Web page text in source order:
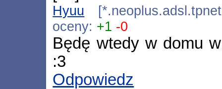
Hyuu
oceny: +1 -0
Będę wtedy w domu
:3
Odpowiedz